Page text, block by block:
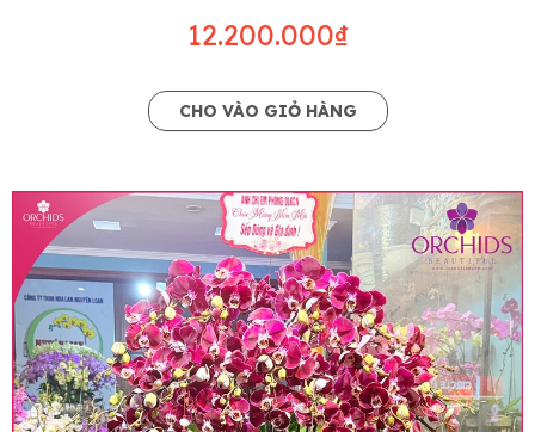
12.200.000₫
CHO VÀO GIỎ HÀNG